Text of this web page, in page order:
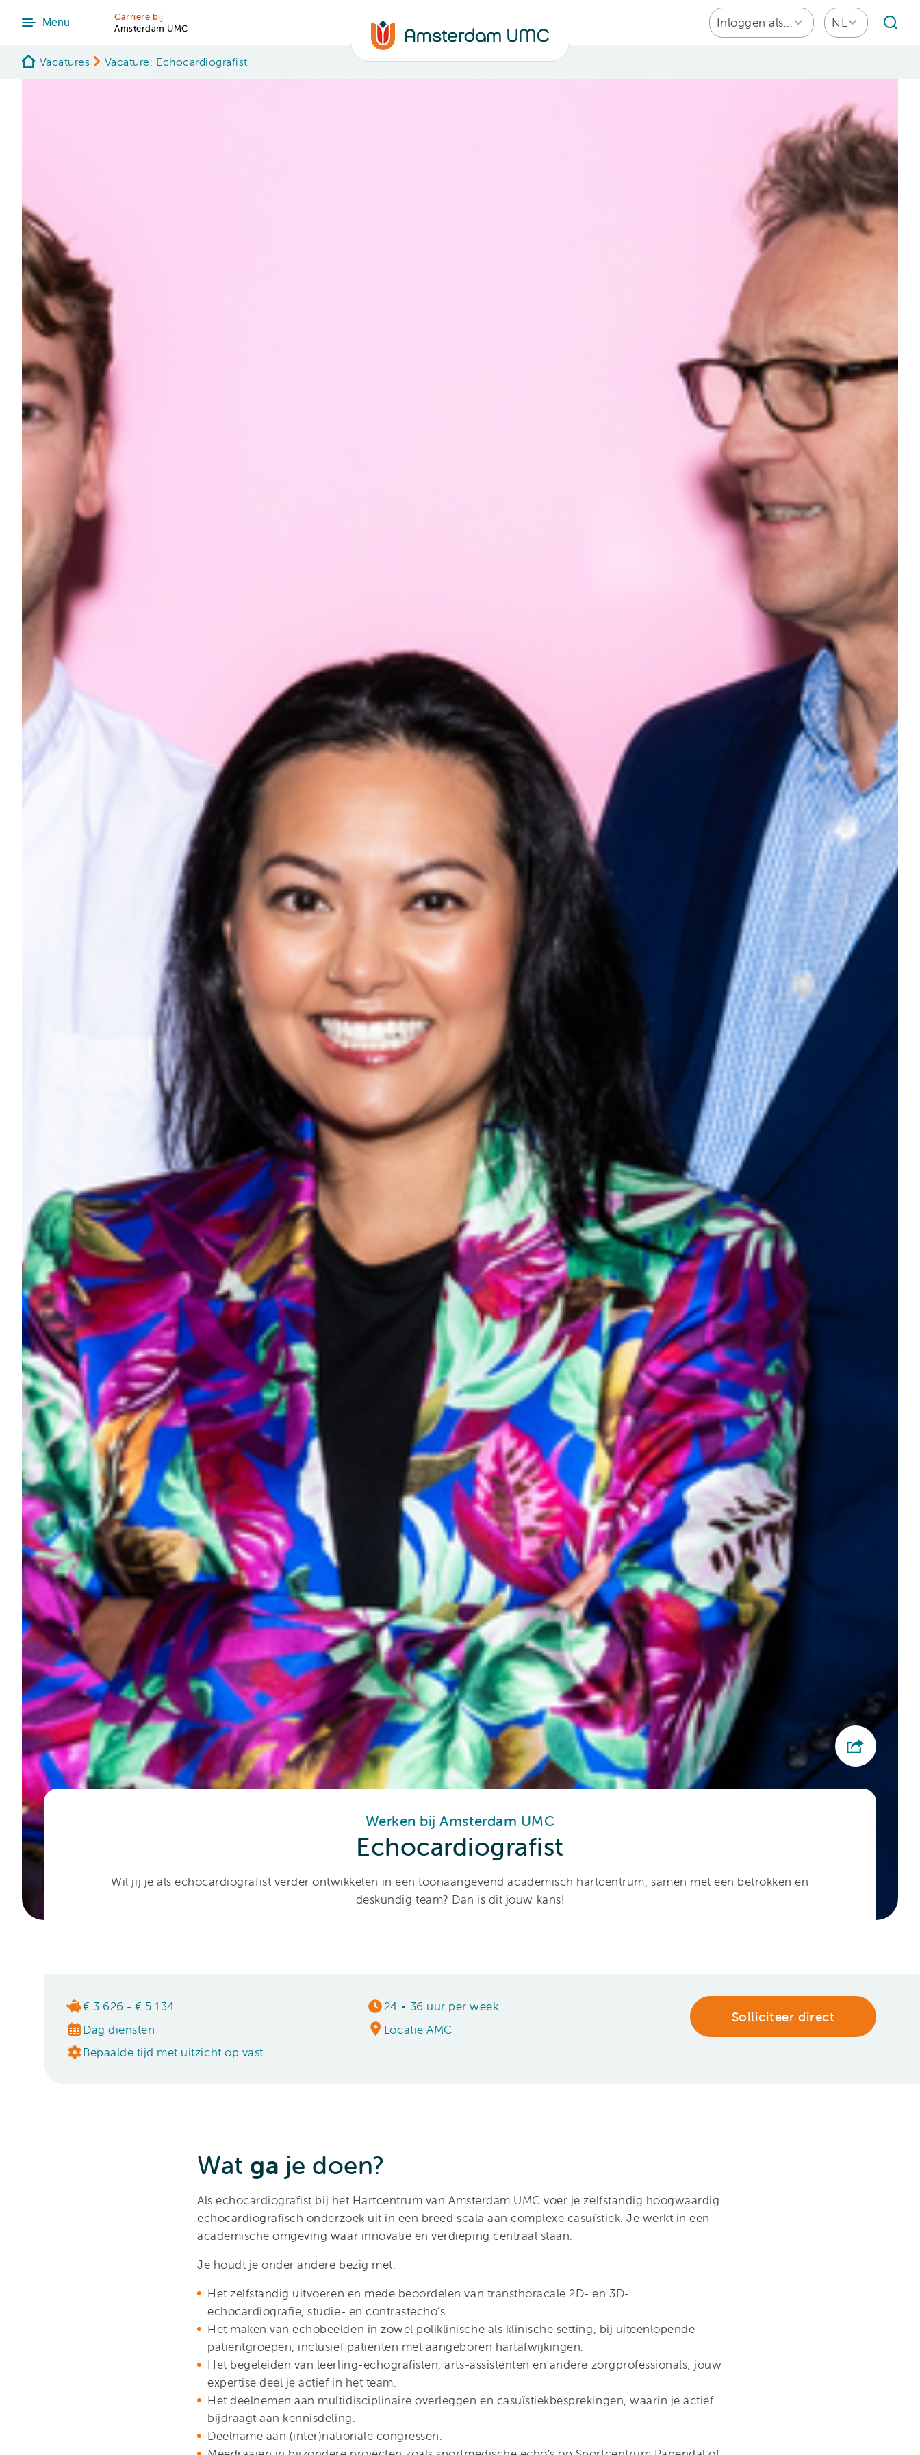
Menu
Carrière bij
Amsterdam UMC
Inloggen als... NL
Vacatures Vacature: Echocardiografist
Werken bij Amsterdam UMC
Echocardiografist
Wil jij je als echocardiografist verder ontwikkelen in een toonaangevend academisch hartcentrum, samen met een betrokken en
deskundig team? Dan is dit jouw kans!
€ 3.626 - € 5.134 24 • 36 uur per week
Dag diensten
Locatie AMC
Bepaalde tijd met uitzicht op vast
Solliciteer direct
Wat ga je doen?
Als echocardiografist bij het Hartcentrum van Amsterdam UMC voer je zelfstandig hoogwaardig
echocardiografisch onderzoek uit in een breed scala aan complexe casuïstiek. Je werkt in een
academische omgeving waar innovatie en verdieping centraal staan.
Je houdt je onder andere bezig met:
Het zelfstandig uitvoeren en mede beoordelen van transthoracale 2D- en 3D-
echocardiografie, studie- en contrastecho’s.
Het maken van echobeelden in zowel poliklinische als klinische setting, bij uiteenlopende
patiëntgroepen, inclusief patiënten met aangeboren hartafwijkingen.
Het begeleiden van leerling-echografisten, arts-assistenten en andere zorgprofessionals; jouw
expertise deel je actief in het team.
Het deelnemen aan multidisciplinaire overleggen en casuïstiekbesprekingen, waarin je actief
bijdraagt aan kennisdeling.
Deelname aan (inter)nationale congressen.